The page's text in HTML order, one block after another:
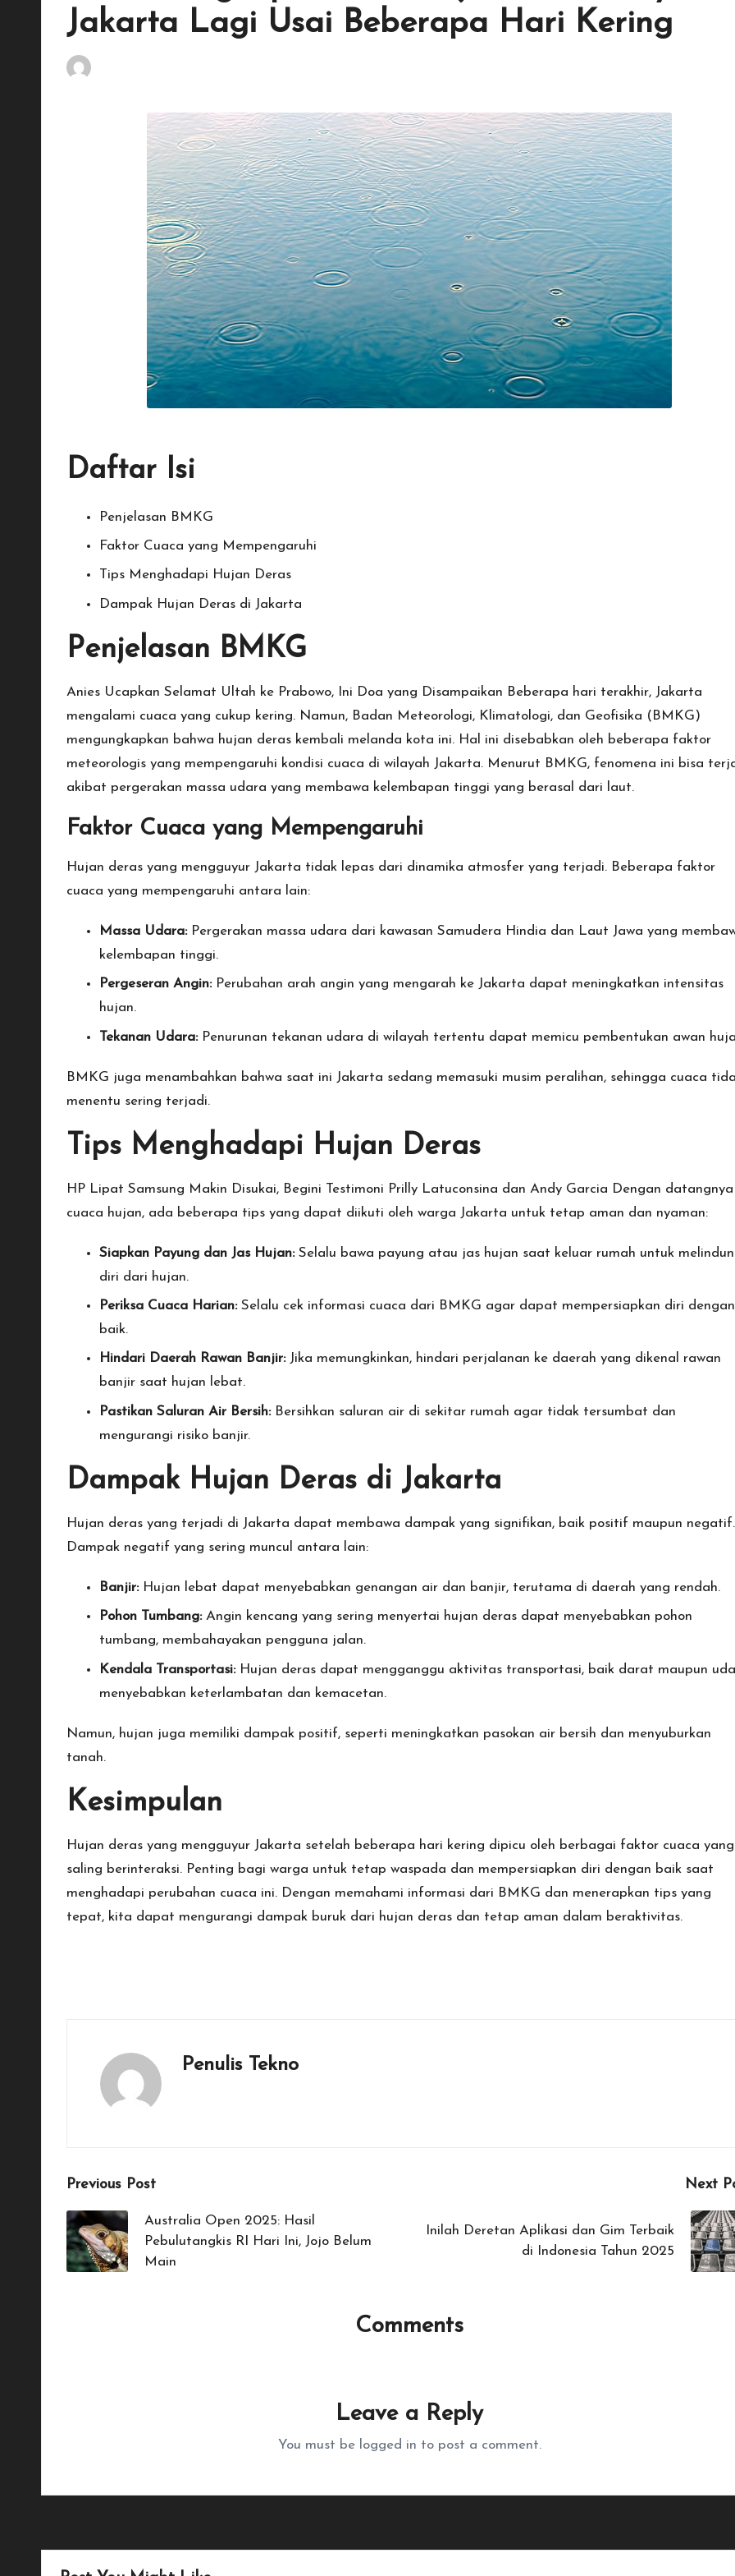
maksimal.
Jakarta Lagi Usai Beberapa Hari Kering
Posted
Daftar Isi
Penjelasan BMKG
Faktor Cuaca yang Mempengaruhi
Tips Menghadapi Hujan Deras
Dampak Hujan Deras di Jakarta
Penjelasan BMKG
Anies Ucapkan Selamat Ultah ke Prabowo, Ini Doa yang Disampaikan Beberapa hari terakhir, Jakarta
mengalami cuaca yang cukup kering. Namun, Badan Meteorologi, Klimatologi, dan Geofisika (BMKG)
mengungkapkan bahwa hujan deras kembali melanda kota ini. Hal ini disebabkan oleh beberapa faktor
meteorologis yang mempengaruhi kondisi cuaca di wilayah Jakarta. Menurut BMKG, fenomena ini bisa
akibat pergerakan massa udara yang membawa kelembapan tinggi yang berasal dari laut.
Faktor Cuaca yang Mempengaruhi
Hujan deras yang mengguyur Jakarta tidak lepas dari dinamika atmosfer yang terjadi. Beberapa faktor
cuaca yang mempengaruhi antara lain:
Massa Udara:Pergerakan massa udara dari kawasan Samudera Hindia dan Laut Jawa yang
kelembapan tinggi.
Pergeseran Angin:Perubahan arah angin yang mengarah ke Jakarta dapat meningkatkan intensitas
hujan.
Tekanan Udara:Penurunan tekanan udara di wilayah tertentu dapat memicu pembentukan awan
BMKG juga menambahkan bahwa saat ini Jakarta sedang memasuki musim peralihan, sehingga cuaca
menentu sering terjadi.
Tips Menghadapi Hujan Deras
HP Lipat Samsung Makin Disukai, Begini Testimoni Prilly Latuconsina dan Andy Garcia Dengan datangnya
cuaca hujan, ada beberapa tips yang dapat diikuti oleh warga Jakarta untuk tetap aman dan nyaman:
Siapkan Payung dan Jas Hujan:Selalu bawa payung atau jas hujan saat keluar rumah untuk
diri dari hujan.
Periksa Cuaca Harian:Selalu cek informasi cuaca dari BMKG agar dapat mempersiapkan diri dengan
baik.
Hindari Daerah Rawan Banjir:Jika memungkinkan, hindari perjalanan ke daerah yang dikenal rawan
banjir saat hujan lebat.
Pastikan Saluran Air Bersih:Bersihkan saluran air di sekitar rumah agar tidak tersumbat dan
mengurangi risiko banjir.
Dampak Hujan Deras di Jakarta
Hujan deras yang terjadi di Jakarta dapat membawa dampak yang signifikan, baik positif maupun negatif.
Dampak negatif yang sering muncul antara lain:
Banjir:Hujan lebat dapat menyebabkan genangan air dan banjir, terutama di daerah yang rendah.
Pohon Tumbang:Angin kencang yang sering menyertai hujan deras dapat menyebabkan pohon
tumbang, membahayakan pengguna jalan.
Kendala Transportasi:Hujan deras dapat mengganggu aktivitas transportasi, baik darat maupun
menyebabkan keterlambatan dan kemacetan.
Namun, hujan juga memiliki dampak positif, seperti meningkatkan pasokan air bersih dan menyuburkan
tanah.
Kesimpulan
Hujan deras yang mengguyur Jakarta setelah beberapa hari kering dipicu oleh berbagai faktor cuaca yang
saling berinteraksi. Penting bagi warga untuk tetap waspada dan mempersiapkan diri dengan baik saat
menghadapi perubahan cuaca ini. Dengan memahami informasi dari BMKG dan menerapkan tips yang
tepat, kita dapat mengurangi dampak buruk dari hujan deras dan tetap aman dalam beraktivitas.
Penulis Tekno
Post
navigation
Previous Post
Australia Open 2025: Hasil
Pebulutangkis RI Hari Ini, Jojo Belum
Main
Next
Inilah Deretan Aplikasi dan Gim Terbaik
di Indonesia Tahun 2025
Comments
Leave a Reply
You must be logged in to post a comment.